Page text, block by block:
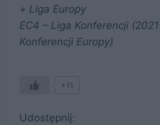
+ Liga Europy
EC4 – Liga Konferencji
Konferencji Europy)
+11
Udostępnij: